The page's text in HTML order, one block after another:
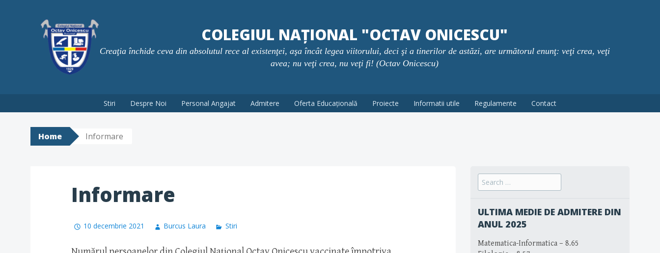
COLEGIUL NAȚIONAL "OCTAV ONICESCU"
Creaţia închide ceva din absolutul rece al existenţei, aşa încât legea viitorului, deci şi a tinerilor de astăzi, are următorul enunţ: veţi crea, veţi
avea; nu veţi crea, nu veţi fi! (Octav Onicescu)
Stiri Despre Noi Personal Angajat Admitere Oferta Educațională Proiecte Informatii utile Regulamente Contact
Home Informare
Informare
10 decembrie 2021 Burcus Laura Stiri
Search
for:
ULTIMA MEDIE DE ADMITERE DIN
ANUL 2025
Matematica-Informatica – 8.65